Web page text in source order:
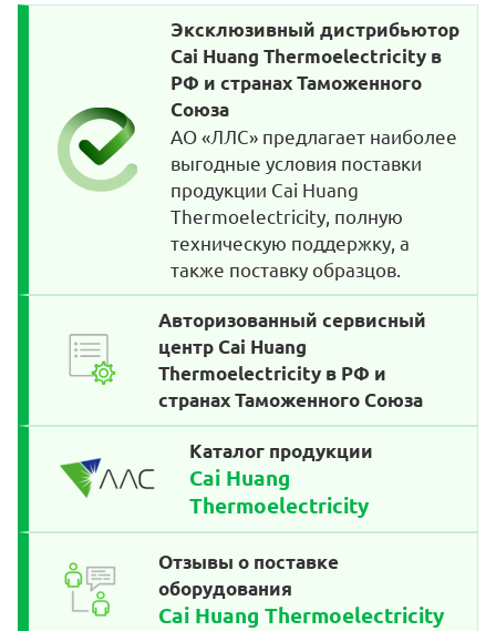
Эксклюзивный дистрибьютор
Cai Huang Thermoelectricity в
РФ и странах Таможенного
Союза
АО «ЛЛС» предлагает наиболее
выгодные условия поставки
продукции Cai Huang
Thermoelectricity, полную
техническую поддержку, а
также поставку образцов.
Авторизованный сервисный
центр Cai Huang
Thermoelectricity в РФ и
странах Таможенного Союза
Каталог продукции
Cai Huang
Thermoelectricity
Отзывы о поставке
оборудования
Cai Huang Thermoelectricity